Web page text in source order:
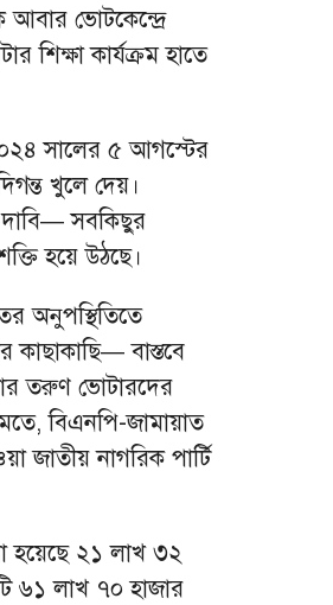
আবার ভোটকেন্দ্রে
শিক্ষা কার্যক্রম হাতে
সালের ৫ আগস্টের
খুলে দেয়।
দাবি— সবকিছুর
হয়ে উঠছে।
অনুপস্থিতিতে
কাছাকাছি— বাস্তবে
তরুণ ভোটারদের
বিএনপি-জামায়াত
জাতীয় নাগরিক পার্টি
হয়েছে ২১ লাখ ৩২
৬১ লাখ ৭০ হাজার